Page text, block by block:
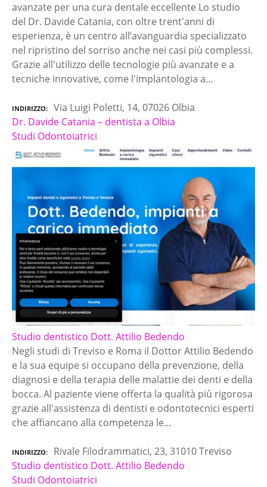
avanzate per una cura dentale eccellente Lo studio
del Dr. Davide Catania, con oltre trent'anni di
esperienza, è un centro all’avanguardia specializzato
nel ripristino del sorriso anche nei casi più complessi.
Grazie all'utilizzo delle tecnologie più avanzate e a
tecniche innovative, come l'implantologia a…
INDIRIZZO
Via Luigi Poletti, 14, 07026 Olbia
Dr. Davide Catania – dentista a Olbia
Studi Odontoiatrici
Studio dentistico Dott. Attilio Bedendo
Negli studi di Treviso e Roma il Dottor Attilio Bedendo
e la sua equipe si occupano della prevenzione, della
diagnosi e della terapia delle malattie dei denti e della
bocca. Al paziente viene offerta la qualità più rigorosa
grazie all'assistenza di dentisti e odontotecnici esperti
che affiancano alla competenza le…
INDIRIZZO
Rivale Filodrammatici, 23, 31010 Treviso
Studio dentistico Dott. Attilio Bedendo
Studi Odontoiatrici